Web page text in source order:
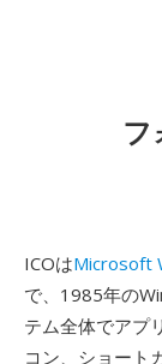
フ
ICOはMicrosoft
で、1985年の
テム全体でアプ
コン、ショート